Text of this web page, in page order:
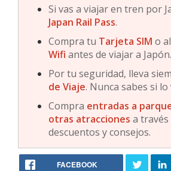
Si vas a viajar en tren por
Japan Rail Pass.
Compra tu Tarjeta SIM o
Wifi antes de viajar a Japón.
Por tu seguridad, lleva
de Viaje. Nunca sabes si
Compra entradas a
otras atracciones a través
descuentos y consejos.
FACEBOOK